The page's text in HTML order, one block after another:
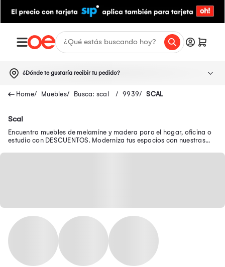
¿Dónde te gustaría recibir tu pedido?
Muebles Busca: scal 9939 SCAL
Scal
Encuentra muebles de melamine y madera para el hogar, oficina o
estudio con DESCUENTOS. Moderniza tus espacios con nuestras